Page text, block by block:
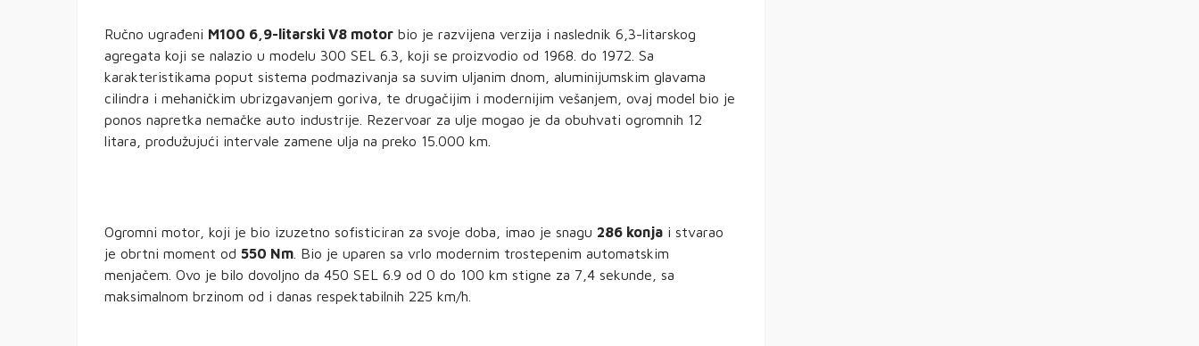
Ručno ugrađeni M100 6,9-litarski V8 motor bio je razvijena verzija i naslednik 6,3-litarskog
agregata koji se nalazio u modelu 300 SEL 6.3, koji se proizvodio od 1968. do 1972. Sa
karakteristikama poput sistema podmazivanja sa suvim uljanim dnom, aluminijumskim glavama
cilindra i mehaničkim ubrizgavanjem goriva, te drugačijim i modernijim vešanjem, ovaj model bio je
ponos napretka nemačke auto industrije. Rezervoar za ulje mogao je da obuhvati ogromnih 12
litara, produžujući intervale zamene ulja na preko 15.000 km.
Ogromni motor, koji je bio izuzetno sofisticiran za svoje doba, imao je snagu 286 konja i stvarao
je obrtni moment od 550 Nm . Bio je uparen sa vrlo modernim trostepenim automatskim
menjačem. Ovo je bilo dovoljno da 450 SEL 6.9 od 0 do 100 km stigne za 7,4 sekunde, sa
maksimalnom brzinom od i danas respektabilnih 225 km/h.